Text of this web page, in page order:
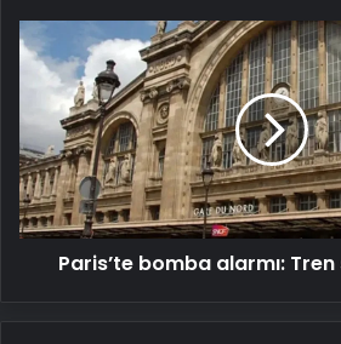
kaybedecek
Paris’te
bomba
alarmı:
seferleri
durdu
Paris’te bomba alarmı: